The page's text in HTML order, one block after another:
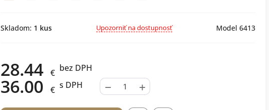
Skladom: 1 kus Upozorniť na dostupnosť Model 6413
28.44 € bez DPH
36.00 € s DPH − +